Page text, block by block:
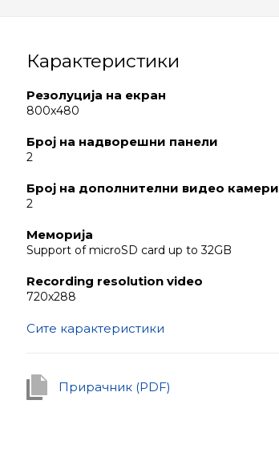
Карактеристики
Резолуција на екран
800x480
Број на надворешни панели
2
Број на дополнителни видео камери
2
Меморија
Support of microSD card up to 32GB
Recording resolution video
720х288
Сите карактеристики
Прирачник (PDF)